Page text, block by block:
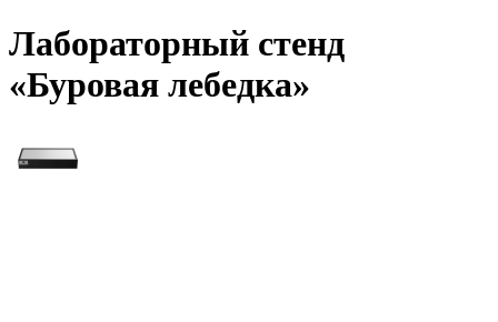
Лабораторный стенд
«Буровая лебедка»